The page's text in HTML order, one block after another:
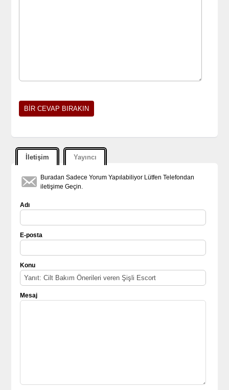
İletişim Yayıncı
Buradan Sadece Yorum Yapılabiliyor Lütfen Telefondan
iletişime Geçin.
Adı
E-posta
Konu
Mesaj